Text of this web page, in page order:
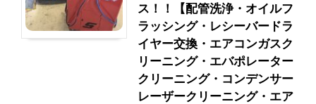
ス！！【配管洗浄・オイルフ
ラッシング・レシーバードラ
イヤー交換・エアコンガスク
リーニング・エバポレーター
クリーニング・コンデンサー
レーザークリーニング・エア